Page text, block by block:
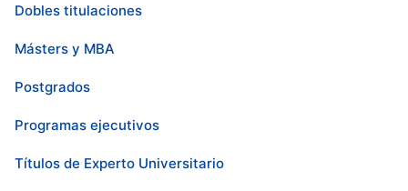
Dobles titulaciones
Másters y MBA
Postgrados
Programas ejecutivos
Títulos de Experto Universitario